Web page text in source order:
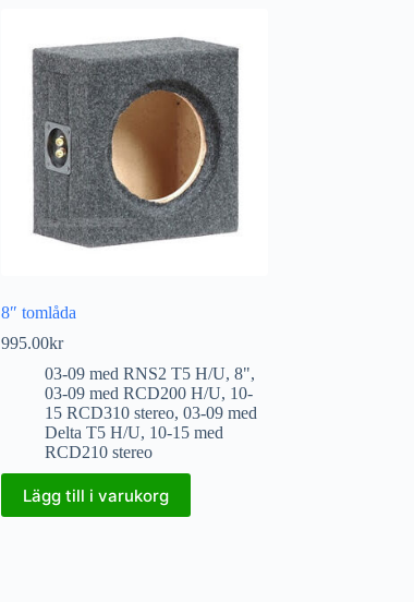
8″ tomlåda
995.00kr
03-09 med RNS2 T5 H/U, 8",
03-09 med RCD200 H/U, 10-
15 RCD310 stereo, 03-09 med
Delta T5 H/U, 10-15 med
RCD210 stereo
Lägg till i varukorg